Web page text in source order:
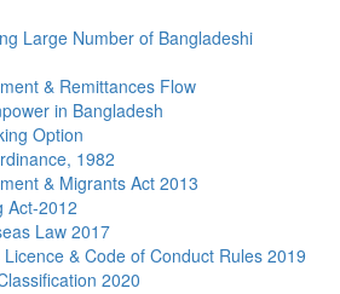
Large Number of Bangladeshi
& Remittances Flow
in Bangladesh
Option
1982
& Migrants Act 2013
Act-2012
Law 2017
& Code of Conduct Rules 2019
2020